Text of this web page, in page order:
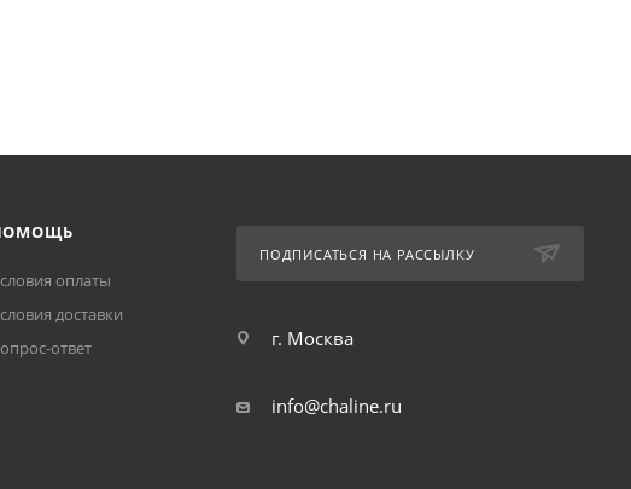
оплаты
доставки
ответ
ПОДПИСАТЬСЯ НА РАССЫЛКУ
г. Москва
info@chaline.ru